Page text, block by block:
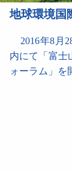
地球環境国
2016年8月
内にて「富士
ォーラム」